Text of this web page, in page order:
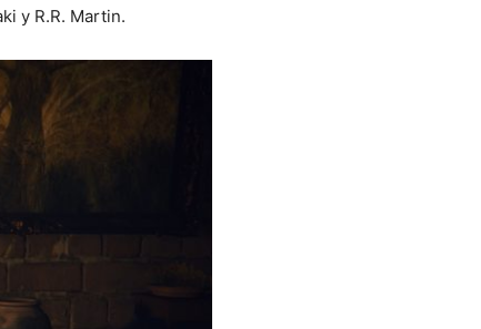
y R.R. Martin.